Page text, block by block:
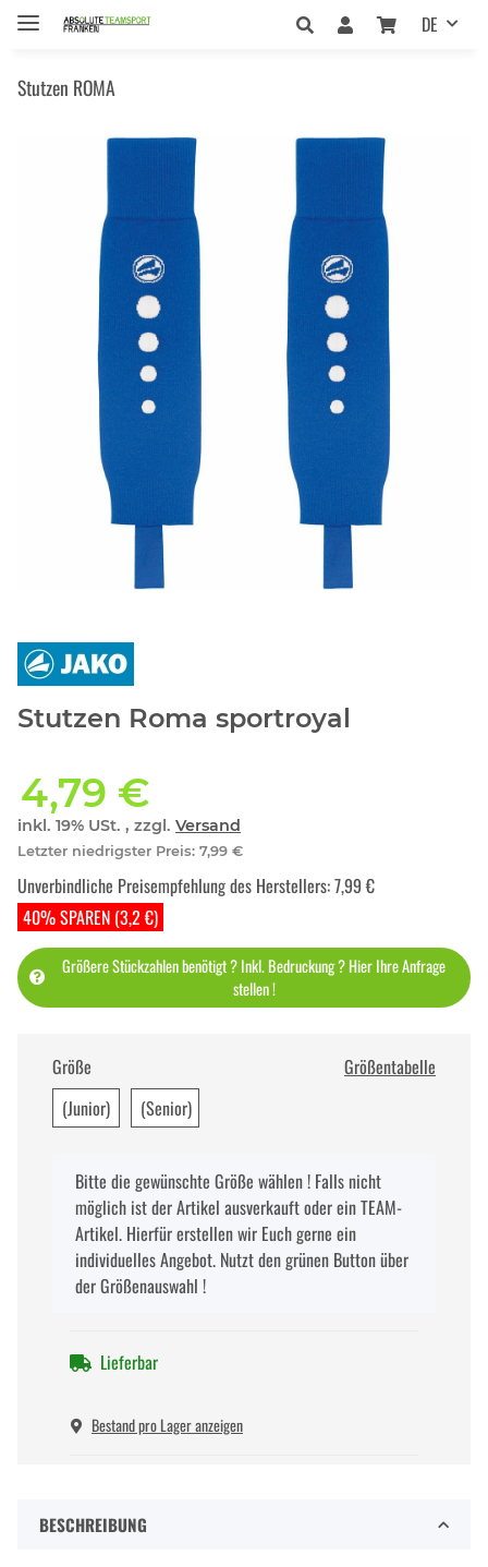
DE
Stutzen ROMA
Stutzen Roma sportroyal
4,79 €
inkl. 19% USt. , zzgl. Versand
Letzter niedrigster Preis: 7,99 €
40% SPAREN (3,2 €)
Unverbindliche Preisempfehlung des Herstellers:7,99 €
Größere Stückzahlen benötigt ? Inkl. Bedruckung ? Hier Ihre Anfrage
stellen !
Größe
Größentabelle
(Junior)
(Senior)
xBitte die gewünschte Größe wählen ! Falls nicht
möglich ist der Artikel ausverkauft oder ein TEAM-
Artikel. Hierfür erstellen wir Euch gerne ein
individuelles Angebot. Nutzt den grünen Button über
der Größenauswahl !
Lieferbar
Bestand pro Lager anzeigen
BESCHREIBUNG